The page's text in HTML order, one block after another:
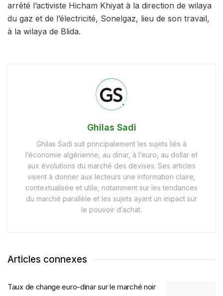
arrêté l’activiste Hicham Khiyat à la direction de wilaya
du gaz et de l’électricité, Sonelgaz, lieu de son travail,
à la wilaya de Blida.
Ghilas Sadi
Ghilas Sadi suit principalement les sujets liés à
l’économie algérienne, au dinar, à l’euro, au dollar et
aux évolutions du marché des devises. Ses articles
visent à donner aux lecteurs une information claire,
contextualisée et utile, notamment sur les tendances
du marché parallèle et les sujets ayant un impact sur
le pouvoir d’achat.
Articles connexes
Taux de change euro-dinar sur le marché noir